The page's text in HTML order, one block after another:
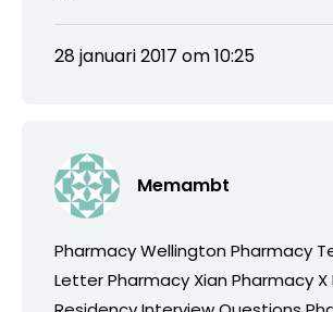
28 januari 2017 om 10:25
Memambt
Pharmacy Wellington Pharmacy
Letter Pharmacy Xian Pharmacy